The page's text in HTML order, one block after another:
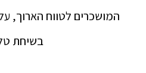
המושכרים לטווח הארוך,
בשיחת